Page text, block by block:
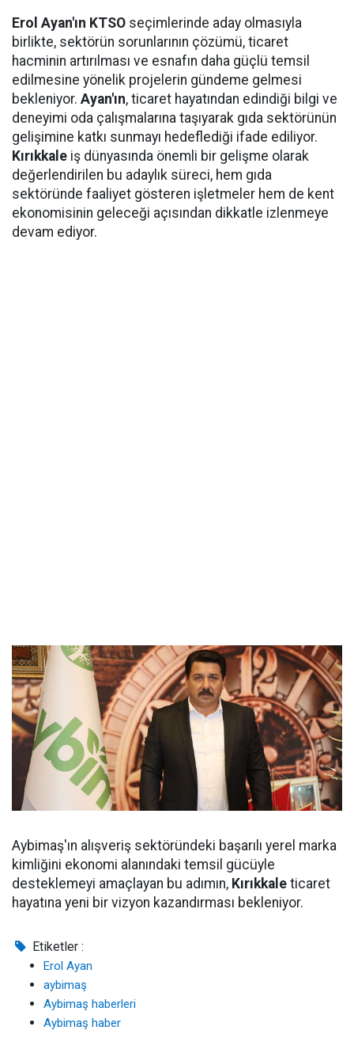
Erol Ayan'ın KTSO seçimlerinde aday olmasıyla
birlikte, sektörün sorunlarının çözümü, ticaret
hacminin artırılması ve esnafın daha güçlü temsil
edilmesine yönelik projelerin gündeme gelmesi
bekleniyor. Ayan'ın, ticaret hayatından edindiği bilgi ve
deneyimi oda çalışmalarına taşıyarak gıda sektörünün
gelişimine katkı sunmayı hedeflediği ifade ediliyor.
Kırıkkale iş dünyasında önemli bir gelişme olarak
değerlendirilen bu adaylık süreci, hem gıda
sektöründe faaliyet gösteren işletmeler hem de kent
ekonomisinin geleceği açısından dikkatle izlenmeye
devam ediyor.
Aybimaş'ın alışveriş sektöründeki başarılı yerel marka
kimliğini ekonomi alanındaki temsil gücüyle
desteklemeyi amaçlayan bu adımın, Kırıkkale ticaret
hayatına yeni bir vizyon kazandırması bekleniyor.
Etiketler :
Erol Ayan
aybimaş
Aybimaş haberleri
Aybimaş haber